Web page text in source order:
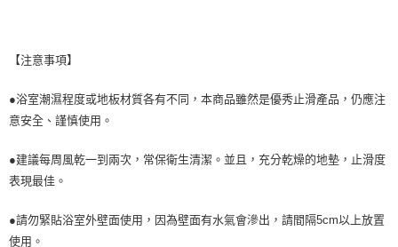
【注意事項】
●浴室潮濕程度或地板材質各有不同，本商品雖然是優秀止滑產品，仍應注
意安全、謹慎使用。
●建議每周風乾一到兩次，常保衛生清潔。並且，充分乾燥的地墊，止滑度
表現最佳。
●請勿緊貼浴室外壁面使用，因為壁面有水氣會滲出，請間隔5cm以上放置
使用。